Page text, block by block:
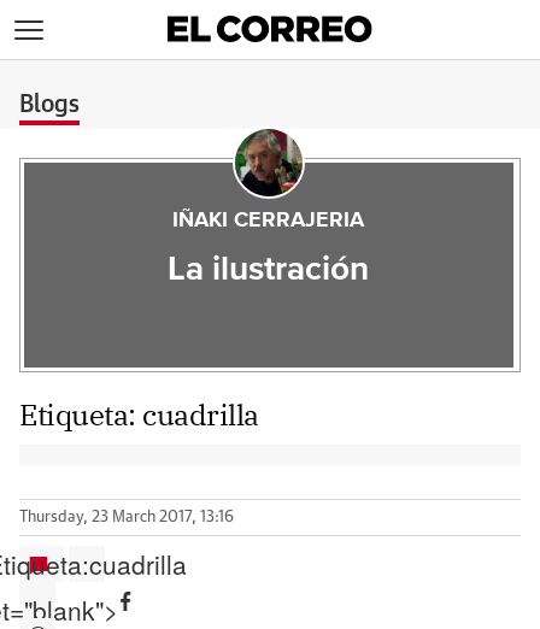
Blogs
IÑAKI CERRAJERIA
La ilustración
Etiqueta: cuadrilla
Thursday, 23 March 2017, 13:16
cuadrilla